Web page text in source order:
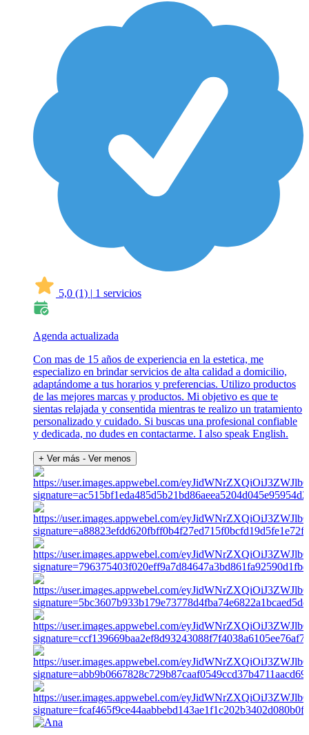
5,0 (1) | 1 servicios
Agenda actualizada
Con mas de 15 años de experiencia en la estetica, me
especializo en brindar servicios de alta calidad a domicilio,
adaptándome a tus horarios y preferencias. Utilizo productos
de las mejores marcas y productos. Mi objetivo es que te
sientas relajada y consentida mientras te realizo un tratamiento
personalizado y cuidado. Si buscas una profesional confiable
y dedicada, no dudes en contactarme. I also speak English.
+ Ver más - Ver menos